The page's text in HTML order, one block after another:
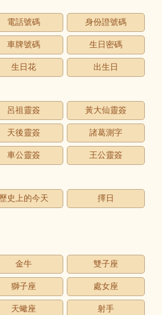
電話號碼 身份證號碼
車牌號碼 生日密碼
生日花 出生日
呂祖靈簽 黃大仙靈簽
天後靈簽 諸葛測字
車公靈簽 王公靈簽
歷史上的今天 擇日
金牛 雙子座
獅子座 處女座
天蠍座 射手